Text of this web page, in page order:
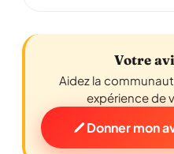
Votre
Aidez la
expérience de
Donner mon